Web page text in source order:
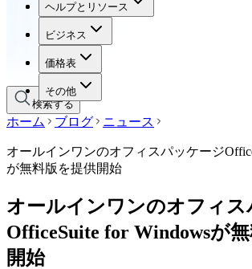
ヘルプとリソース
ビジネス
価格表
その他
ヘルプとリソース
ビジネス
価格表
検索する
ホーム ブログ ニュース
オールインワンのオフィスパッケージ
が無料版を提供開始
オールインワンのオフィス
OfficeSuite for Windowsが
開始